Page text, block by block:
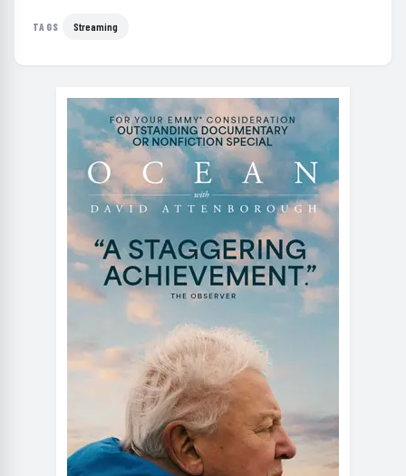
TAGS Streaming